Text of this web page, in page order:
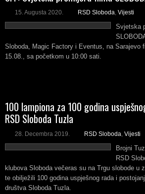
15. Augusta 2020. RSD Sloboda, Vijesti
Svjetska
Sloboda, Magic Factory i Eventus, na Sarajevo
15.08., sa početkom u 10:00 sati.
100 lampiona za 100 godina
RSD Sloboda Tuzla
28. Decembra 2019. RSD Sloboda, Vijesti
Brojni
RSD
klubova Sloboda večeras su na Trgu slobode u
te obilježili 100 godina uspješnog rada i
društva Sloboda Tuzla.